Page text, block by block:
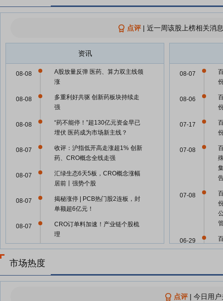
点评| 近一周该股上榜相关消
资讯
A股放量反弹 医药、算力双主线领
涨
08-08
多重利好共驱 创新药板块持续走
强
08-08
“药不能停！”超130亿元资金早已
埋伏 医药成为市场新主线？
08-08
收评：沪指低开高走涨超1% 创新
药、CRO概念全线走强
08-07
汇绿生态6天5板，CRO概念涨幅
居前丨强势个股
08-07
揭秘涨停 | PCB热门股2连板，封
单额超6亿元！
08-07
CRO订单料加速！产业链个股梳
理
08-07
【焦点复盘】创业板指终结周线6
08-07
08-06
07-17
07-08
07-08
06-29
市场热度
点评| 今日用